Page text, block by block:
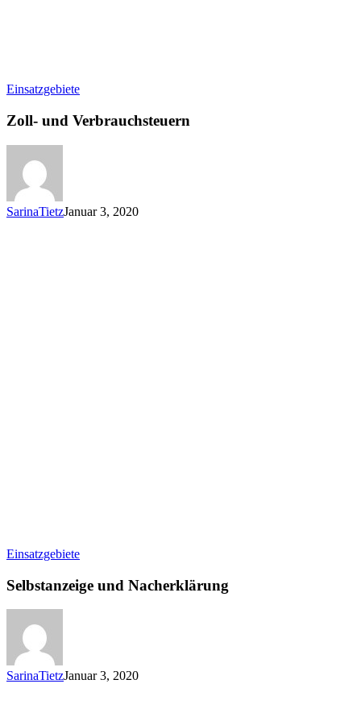
EinsatzgebieteZoll-
Verbrauchsteuern
Zoll- und Verbrauchsteuern
SarinaTietzJanuar 3, 2020
EinsatzgebieteSelbstanzeige
Nacherklärung
Selbstanzeige und Nacherklärung
SarinaTietzJanuar 3, 2020